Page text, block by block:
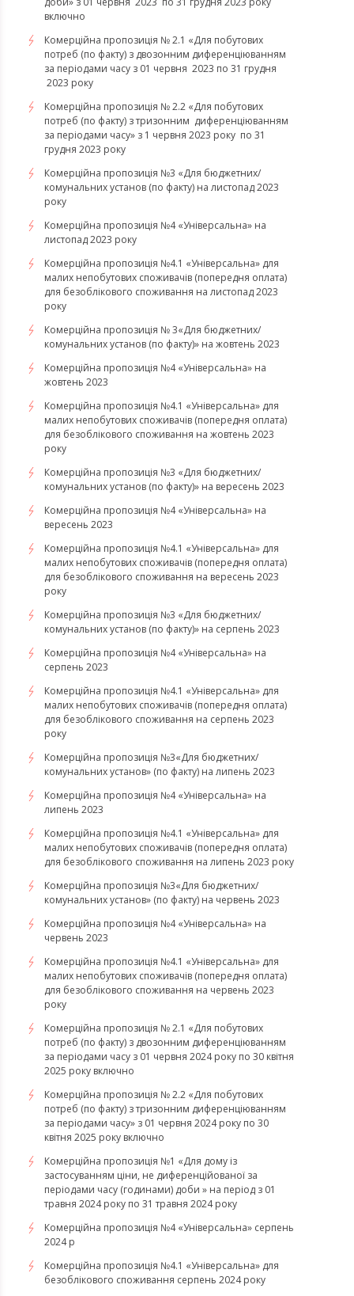
включно
Комерційна пропозиція № 2.1 «Для побутових
потреб (по факту) з двозонним диференціюванням
за періодами часу з 01 червня 2023 по 31 грудня
2023 року
Комерційна пропозиція № 2.2 «Для побутових
потреб (по факту) з тризонним диференціюванням
за періодами часу» з 1 червня 2023 року по 31
грудня 2023 року
Комерційна пропозиція №3 «Для бюджетних/
комунальних установ (по факту) на листопад 2023
року
Комерційна пропозиція №4 «Універсальна» на
листопад 2023 року
Комерційна пропозиція №4.1 «Універсальна» для
малих непобутових споживачів (попередня оплата)
для безоблікового споживання на листопад 2023
року
Комерційна пропозиція № 3«Для бюджетних/
комунальних установ (по факту)» на жовтень 2023
Комерційна пропозиція №4 «Універсальна» на
жовтень 2023
Комерційна пропозиція №4.1 «Універсальна» для
малих непобутових споживачів (попередня оплата)
для безоблікового споживання на жовтень 2023
року
Комерційна пропозиція №3 «Для бюджетних/
комунальних установ (по факту)» на вересень 2023
Комерційна пропозиція №4 «Універсальна» на
вересень 2023
Комерційна пропозиція №4.1 «Універсальна» для
малих непобутових споживачів (попередня оплата)
для безоблікового споживання на вересень 2023
року
Комерційна пропозиція №3 «Для бюджетних/
комунальних установ (по факту)» на серпень 2023
Комерційна пропозиція №4 «Універсальна» на
серпень 2023
Комерційна пропозиція №4.1 «Універсальна» для
малих непобутових споживачів (попередня оплата)
для безоблікового споживання на серпень 2023
року
​​​​​​​Комерційна пропозиція №3«Для бюджетних/
комунальних установ» (по факту) на липень 2023
Комерційна пропозиція №4 «Універсальна» на
липень 2023
Комерційна пропозиція №4.1 «Універсальна» для
малих непобутових споживачів (попередня оплата)
для безоблікового споживання на липень 2023 року
Комерційна пропозиція №3«Для бюджетних/
комунальних установ» (по факту) на червень 2023
Комерційна пропозиція №4 «Універсальна» на
червень 2023
Комерційна пропозиція №4.1 «Універсальна» для
малих непобутових споживачів (попередня оплата)
для безоблікового споживання на червень 2023
року
Комерційна пропозиція № 2.1 «Для побутових
потреб (по факту) з двозонним диференціюванням
за періодами часу з 01 червня 2024 року по 30 квітня
2025 року включно
Комерційна пропозиція № 2.2 «Для побутових
потреб (по факту) з тризонним диференціюванням
за періодами часу» з 01 червня 2024 року по 30
квітня 2025 року включно
Комерційна пропозиція №1 «Для дому із
застосуванням ціни, не диференційованої за
періодами часу (годинами) доби » на період з 01
травня 2024 року по 31 травня 2024 року
Комерційна пропозиція №4 «Універсальна» серпень
2024 р
Комерційна пропозиція №4.1 «Універсальна» для
безоблікового споживання серпень 2024 року